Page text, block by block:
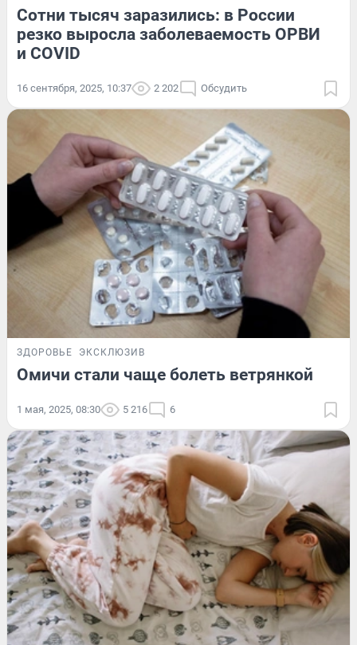
Сотни тысяч заразились: в России
резко выросла заболеваемость ОРВИ
и COVID
16 сентября, 2025, 10:37 2 202 Обсудить
ЗДОРОВЬЕ ЭКСКЛЮЗИВ
Омичи стали чаще болеть ветрянкой
1 мая, 2025, 08:30 5 216 6